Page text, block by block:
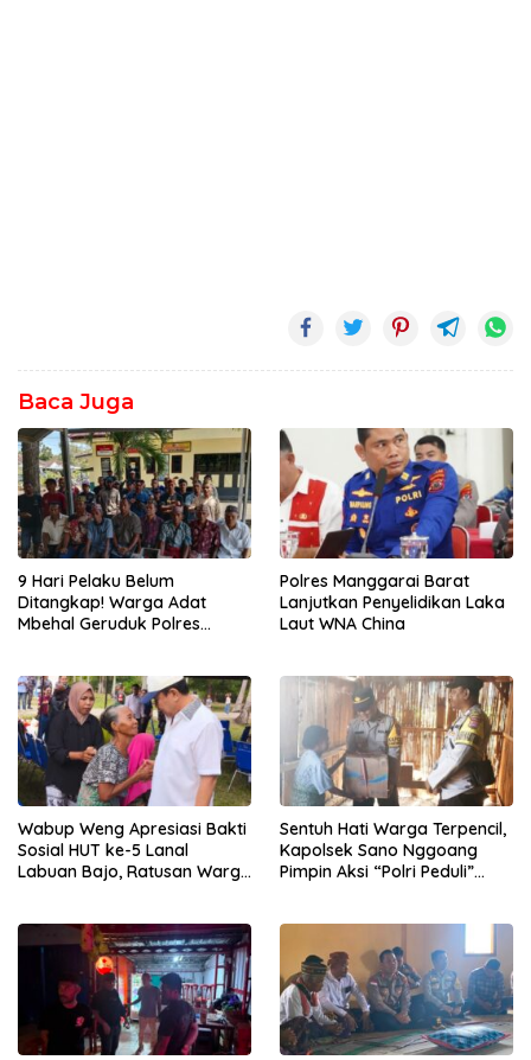
Baca Juga
9 Hari Pelaku Belum
Ditangkap! Warga Adat
Mbehal Geruduk Polres
Polres Manggarai Barat
Lanjutkan Penyelidikan Laka
Laut WNA China
Wabup Weng Apresiasi Bakti
Sosial HUT ke-5 Lanal
Labuan Bajo, Ratusan Warga
Gratis
Sentuh Hati Warga Terpencil,
Kapolsek Sano Nggoang
Pimpin Aksi “Polri Peduli”